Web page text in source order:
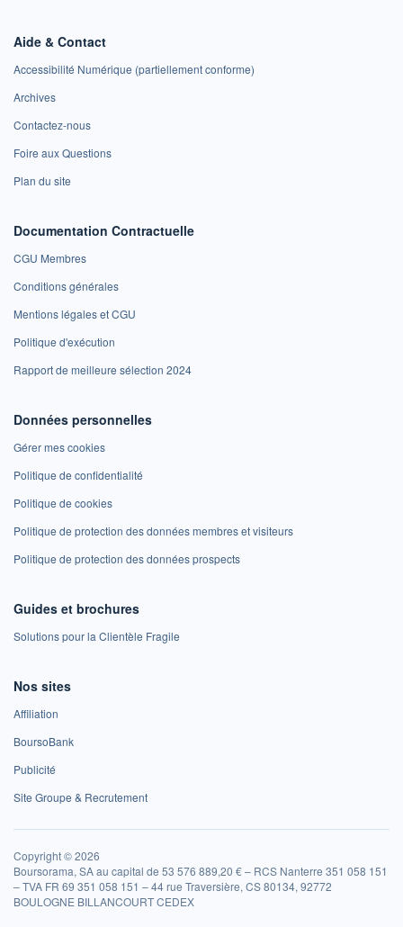
Aide & Contact
Accessibilité Numérique (partiellement conforme)
Archives
Contactez-nous
Foire aux Questions
Plan du site
Documentation Contractuelle
CGU Membres
Conditions générales
Mentions légales et CGU
Politique d'exécution
Rapport de meilleure sélection 2024
Données personnelles
Gérer mes cookies
Politique de confidentialité
Politique de cookies
Politique de protection des données membres et visiteurs
Politique de protection des données prospects
Guides et brochures
Solutions pour la Clientèle Fragile
Nos sites
Affiliation
BoursoBank
Publicité
Site Groupe & Recrutement
Copyright © 2026
Boursorama, SA au capital de 53 576 889,20 € – RCS Nanterre 351 058 151
– TVA FR 69 351 058 151 – 44 rue Traversière, CS 80134, 92772
BOULOGNE BILLANCOURT CEDEX